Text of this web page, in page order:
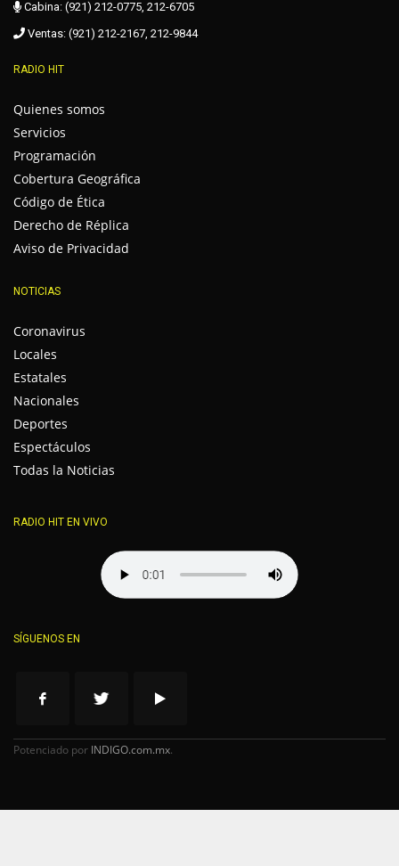
Cabina: (921) 212-0775, 212-6705
Ventas: (921) 212-2167, 212-9844
RADIO HIT
Quienes somos
Servicios
Programación
Cobertura Geográfica
Código de Ética
Derecho de Réplica
Aviso de Privacidad
NOTICIAS
Coronavirus
Locales
Estatales
Nacionales
Deportes
Espectáculos
Todas la Noticias
RADIO HIT EN VIVO
SÍGUENOS EN
Potenciado por INDIGO.com.mx.